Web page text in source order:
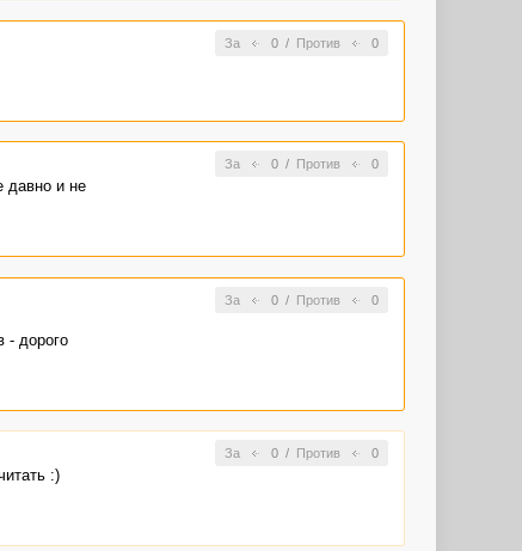
За 0/ Против 0
За 0/ Против 0
давно и не
За 0/ Против 0
- дорого
За 0/ Против 0
:)